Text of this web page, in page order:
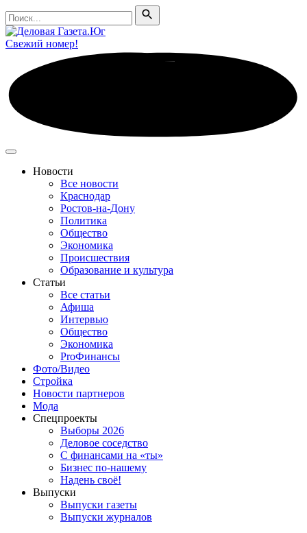
Поиск
Поиск
Свежий номер!
Новости
Все новости
Краснодар
Ростов-на-Дону
Политика
Общество
Экономика
Происшествия
Образование и культура
Статьи
Все статьи
Афиша
Интервью
Общество
Экономика
ProФинансы
Фото/Видео
Стройка
Новости партнеров
Мода
Спецпроекты
Выборы 2026
Деловое соседство
С финансами на «ты»
Бизнес по-нашему
Надень своё!
Выпуски
Выпуски газеты
Выпуски журналов